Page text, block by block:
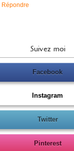
Répondre
Suivez moi
Facebook
Instagram
Twitter
Pinterest